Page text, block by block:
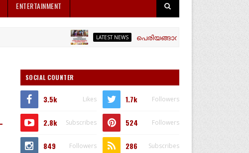
ENTERTAINMENT
LATEST NEWS പെരിയങ്ങാനം ശ്രീ ധർമ്മശാസ്താ
SOCIAL COUNTER
3.5k Likes 1.7k Followers
2.8k Subscribes 524 Followers
849 Followers 286 Subscribes